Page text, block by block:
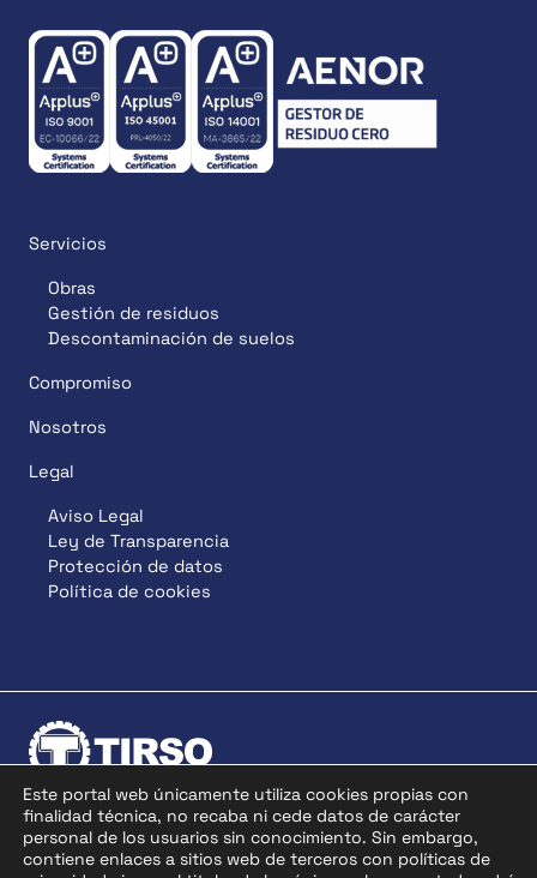
Servicios
Obras
Gestión de residuos
Descontaminación de suelos
Compromiso
Nosotros
Legal
Aviso Legal
Ley de Transparencia
Protección de datos
Política de cookies
Descarga nuestro logo
Este portal web únicamente utiliza cookies propias con
finalidad técnica, no recaba ni cede datos de carácter
personal de los usuarios sin conocimiento. Sin embargo,
contiene enlaces a sitios web de terceros con políticas de